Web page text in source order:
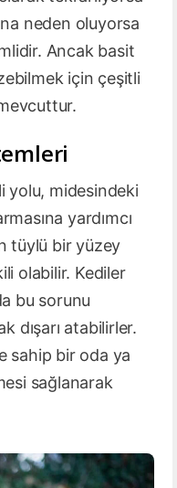
neden oluyorsa
Ancak basit
için çeşitli
yolu, midesindeki
yardımcı
tüylü bir yüzey
olabilir. Kediler
bu sorunu
dışarı atabilirler.
sahip bir oda ya
sağlanarak